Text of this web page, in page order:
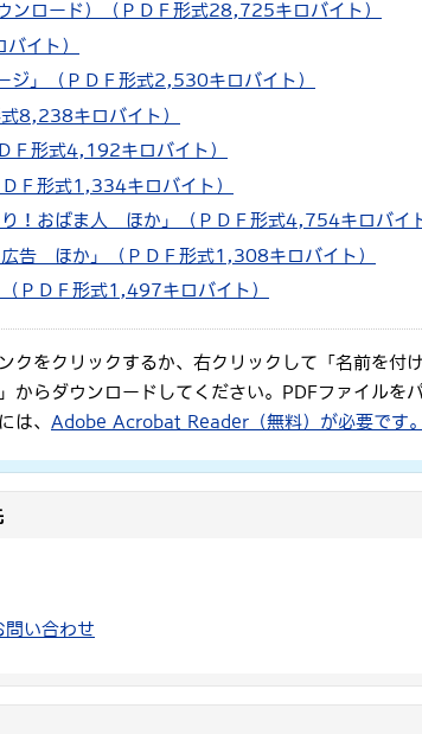
ンロード）（ＰＤＦ形式28,725キロバイト）
イト）
」（ＰＤＦ形式2,530キロバイト）
8,238キロバイト）
Ｆ形式4,192キロバイト）
Ｆ形式1,334キロバイト）
！おばま人 ほか」（ＰＤＦ形式4,754キロバイ
告 ほか」（ＰＤＦ形式1,308キロバイト）
ＰＤＦ形式1,497キロバイト）
クをクリックするか、右クリックして「名前を付
からダウンロードしてください。PDFファイルを
は、 Adobe Acrobat Reader（無料）が必要です。
問い合わせ